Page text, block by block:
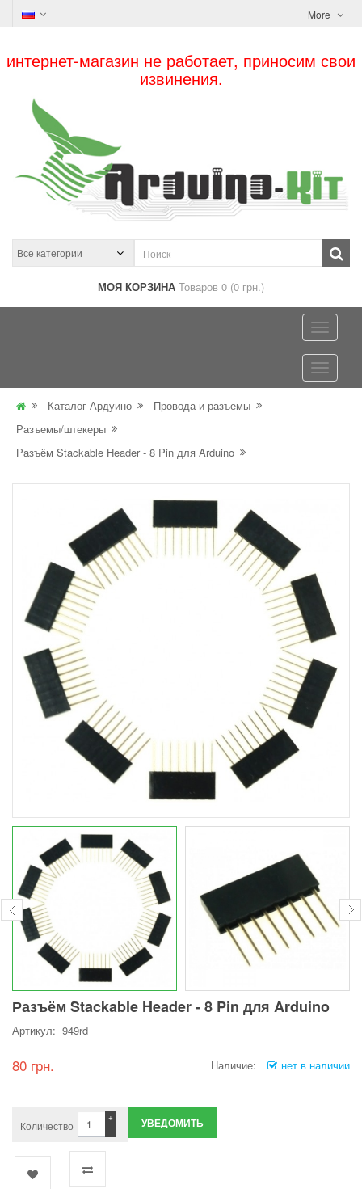
More
интернет-магазин не работает, приносим свои
извинения.
МОЯ КОРЗИНА Товаров 0 (0 грн.)
Каталог Ардуино
Провода и разъемы
Разъемы/штекеры
Разъём Stackable Header - 8 Pin для Arduino
Разъём Stackable Header - 8 Pin для Arduino
Артикул: 949rd
80 грн. Наличие: нет в наличии
Количество −
+ УВЕДОМИТЬ